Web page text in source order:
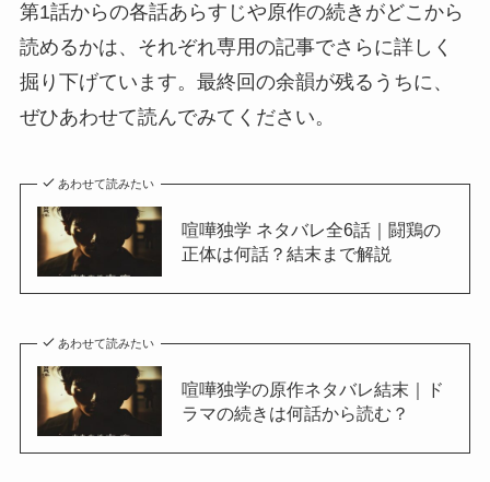
第1話からの各話あらすじや原作の続きがどこから
読めるかは、それぞれ専用の記事でさらに詳しく
掘り下げています。最終回の余韻が残るうちに、
ぜひあわせて読んでみてください。
あわせて読みたい
喧嘩独学 ネタバレ全6話｜闘鶏の
正体は何話？結末まで解説
あわせて読みたい
喧嘩独学の原作ネタバレ結末｜ド
ラマの続きは何話から読む？